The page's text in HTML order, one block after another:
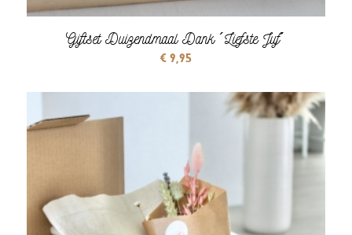
Giftset Duizendmaal Dank ´Liefste Juf´
€9,95